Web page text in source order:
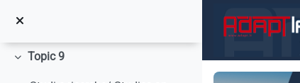
Minimizza
Topic 9